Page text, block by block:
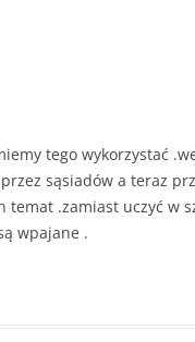
tego wykorzystać
sąsiadów a teraz
.zamiast uczyć w
wpajane .